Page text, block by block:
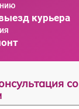
курьера
со